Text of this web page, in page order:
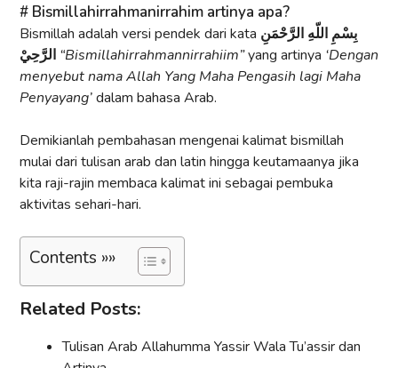
Bismillahirrahmanirrahim artinya apa?
Bismillah adalah versi pendek dari kata بِسْمِ اللّهِ الرَّحْمَنِ
الرَّحِيْ “Bismillahirrahmannirrahiim”yang artinya ‘Dengan
menyebut nama Allah Yang Maha Pengasih lagi Maha
Penyayang’dalam bahasa Arab.
Demikianlah pembahasan mengenai kalimat bismillah
mulai dari tulisan arab dan latin hingga keutamaanya jika
kita raji-rajin membaca kalimat ini sebagai pembuka
aktivitas sehari-hari.
Contents »»
Related Posts:
Tulisan Arab Allahumma Yassir Wala Tu’assir dan